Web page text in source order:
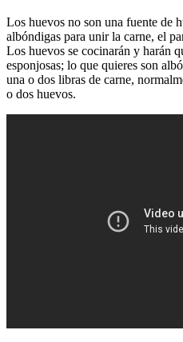
Los huevos no son una fuente de
albóndigas para unir la carne, el
Los huevos se cocinarán y harán
esponjosas; lo que quieres son
una o dos libras de carne,
o dos huevos.